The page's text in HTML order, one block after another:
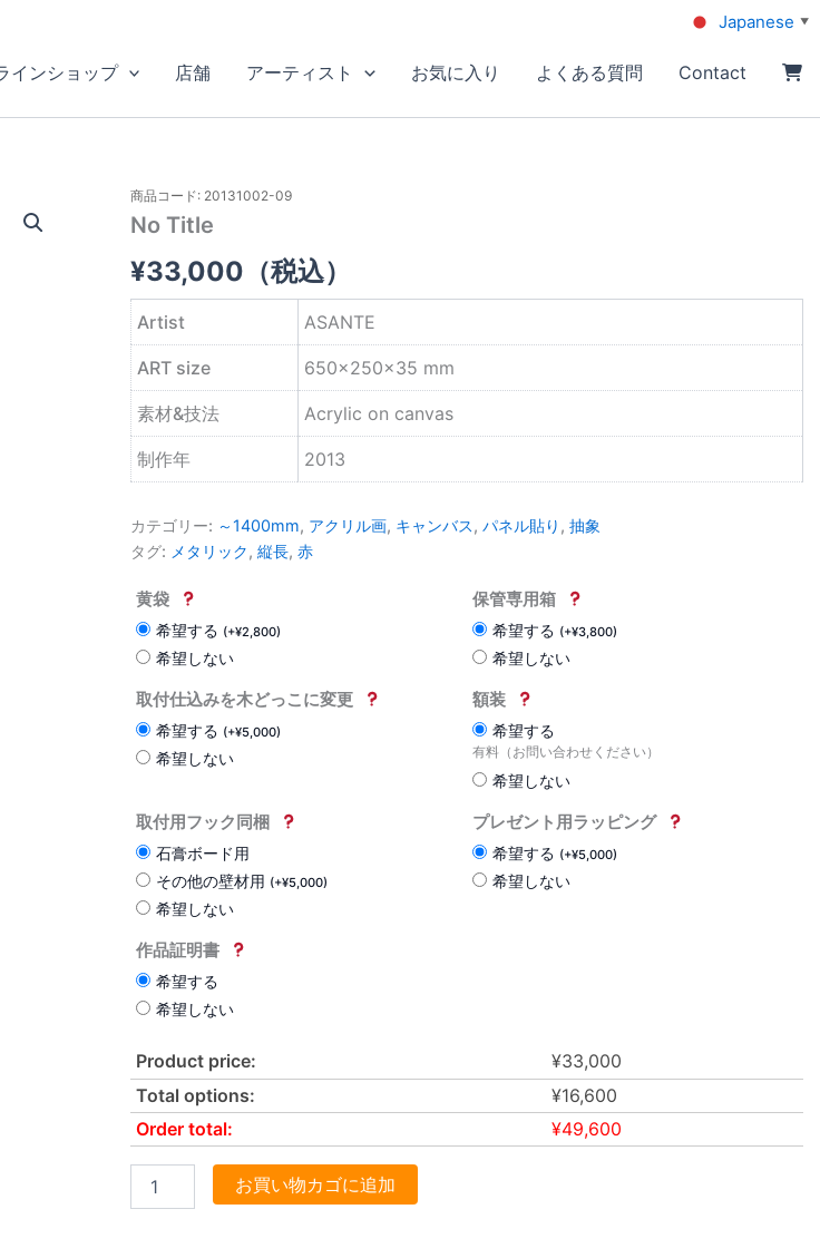
インショップ 店舗 アーティスト お気に入り よくある質問 Contact
商品コード: 20131002-09
No Title
¥33,000 （税込）
Artist ASANTE
ART size 650×250×35 mm
素材&技法 Acrylic on canvas
制作年 2013
カテゴリー: ～1400mm, アクリル画, キャンバス, パネル貼り , 抽象
タグ: メタリック, 縦長, 赤
黄袋
希望する (+¥2,800)
希望しない
保管専用箱
希望する (+¥3,800)
希望しない
取付仕込みを木どっこに変更
希望する (+¥5,000)
希望しない
額装
希望する
有料（お問い合わせください）
希望しない
取付用フック同梱
石膏ボード用
その他の壁材用 (+¥5,000)
希望しない
プレゼント用ラッピング
希望する (+¥5,000)
希望しない
作品証明書
希望する
希望しない
Product price: ¥33,000
Total options:
¥16,600
Order total:
¥49,600
お買い物カゴに追加
Japanese ▼